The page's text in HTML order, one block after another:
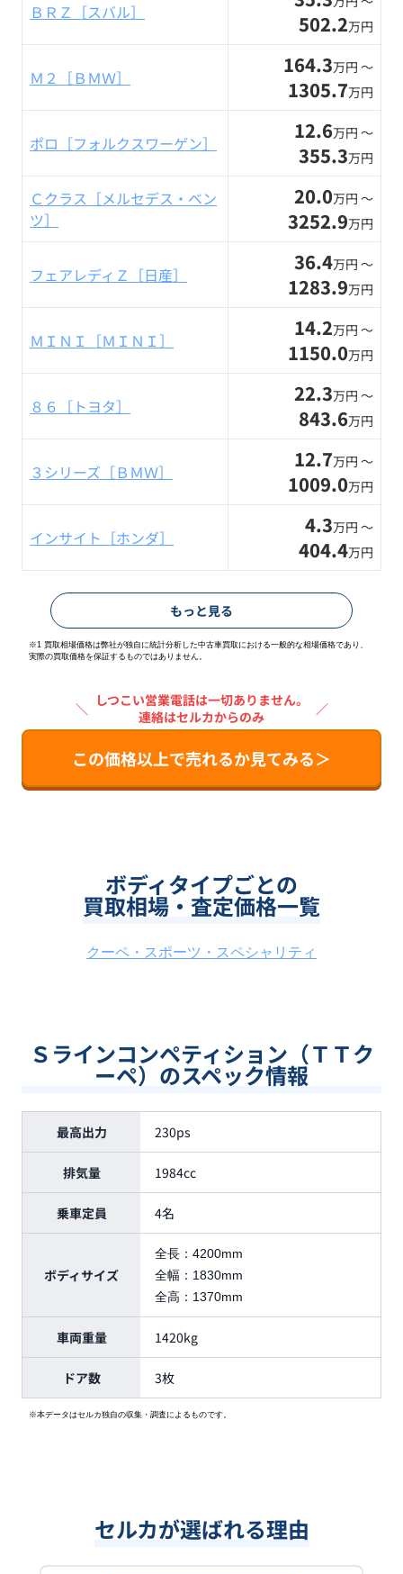
ＢＲＺ［スバル］ 502.2万円
Ｍ２［ＢＭＷ］ 164.3万円 〜
1305.7万円
ポロ［フォルクスワーゲン］ 12.6万円 〜
355.3万円
Ｃクラス［メルセデス・ベン
ツ］
20.0万円 〜
3252.9万円
フェアレディＺ［日産］ 36.4万円 〜
1283.9万円
ＭＩＮＩ［ＭＩＮＩ］ 14.2万円 〜
1150.0万円
８６［トヨタ］ 22.3万円 〜
843.6万円
３シリーズ［ＢＭＷ］ 12.7万円 〜
1009.0万円
インサイト［ホンダ］ 4.3万円 〜
404.4万円
もっと見る
※1 買取相場価格は弊社が独自に統計分析した中古車買取における一般的な相場価格であり、
実際の買取価格を保証するものではありません。
＼
しつこい営業電話は一切ありません。
連絡はセルカからのみ
／
この価格以上で売れるか見てみる＞
ボディタイプごとの
買取相場・査定価格一覧
クーペ・スポーツ・スペシャリティ
Ｓラインコンペティション（ＴＴク
ーペ）のスペック情報
最高出力 230ps
排気量 1984cc
乗車定員 4名
ボディサイズ
全長： 4200mm
全幅： 1830mm
全高： 1370mm
車両重量 1420kg
ドア数 3枚
※本データはセルカ独自の収集・調査によるものです。
セルカが選ばれる理由